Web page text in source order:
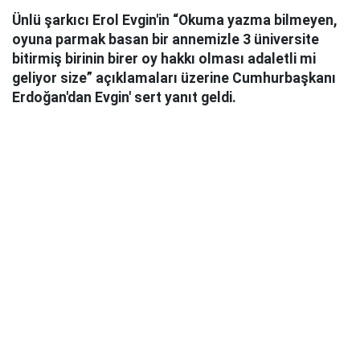
Ünlü şarkıcı Erol Evgin'in “Okuma yazma bilmeyen,
oyuna parmak basan bir annemizle 3 üniversite
bitirmiş birinin birer oy hakkı olması adaletli mi
geliyor size” açıklamaları üzerine Cumhurbaşkanı
Erdoğan'dan Evgin' sert yanıt geldi.